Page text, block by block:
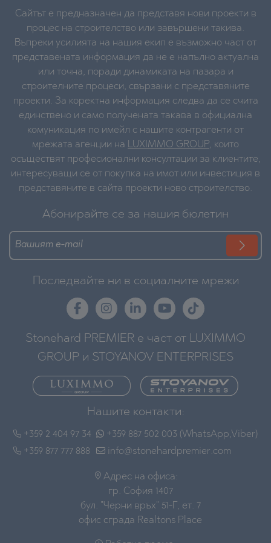
Сайтът е предназначен да представя нови проекти в
процес на строителство или завършени такива.
Въпреки усилията на нашия екип е възможно част от
представената информация да не е напълно актуална
или точна, поради динамиката на пазара и
строителните процеси, свързани с представяните
проекти. За коректна информация следва да се счита
единствено и само получената такава в официална
комуникация по имейл с нашите контрагенти от
мрежата агенции на LUXIMMO GROUP, които
осъществят професионални консултации за клиентите,
интересуващи се от покупка на имот или инвестиция в
представяните в сайта проекти ново строителство.
Абонирайте се за нашия бюлетин
Последвайте ни в социалните мрежи
Stonehard PREMIER е част от LUXIMMO
GROUP и STOYANOV ENTERPRISES
Нашите контакти:
+359 2 404 97 34
+359 877 777 888
+359 887 502 003 (WhatsApp,Viber)
info@stonehardpremier.com
Адрес на офиса:
гр. София 1407
бул. "Черни връх" 51-Г, ет. 7
офис сграда Realtons Place